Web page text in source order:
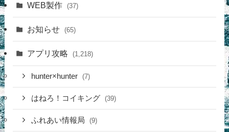
WEB製作 (37)
お知らせ (65)
アプリ攻略 (1,218)
hunter×hunter (7)
はねろ！コイキング (39)
ふれあい情報局 (9)